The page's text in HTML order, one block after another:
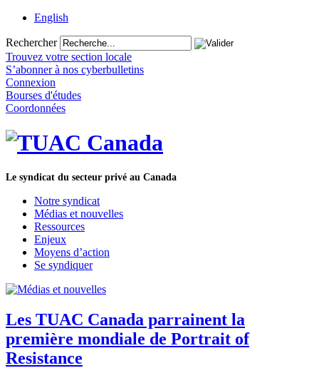
English
Rechercher
Trouvez votre section locale
S’abonner à nos cyberbulletins
Connexion
Bourses d'études
Coordonnées
Le syndicat du secteur privé au Canada
Notre syndicat
Médias et nouvelles
Ressources
Enjeux
Moyens d’action
Se syndiquer
Les TUAC Canada parrainent la
première mondiale de Portrait of
Resistance